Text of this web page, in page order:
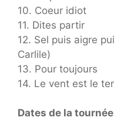
10. Coeur idiot
11. Dites partir
12. Sel puis aigre
Carlile)
13. Pour toujours
14. Le vent est le
Dates de la